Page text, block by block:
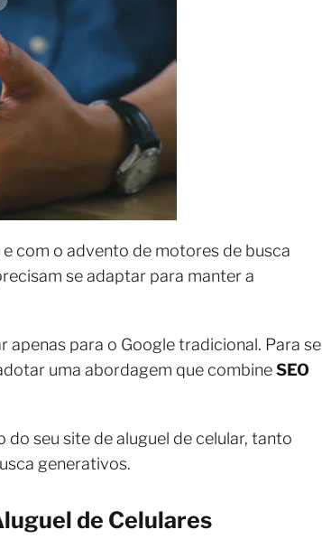
com o advento de motores de busca
se adaptar para manter a
apenas para o Google tradicional. Para se
uma abordagem que combineSEO
seu site de aluguel de celular, tanto
generativos.
de Celulares